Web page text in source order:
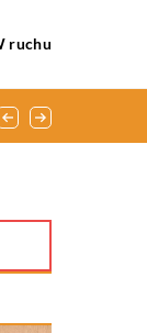
ruchu